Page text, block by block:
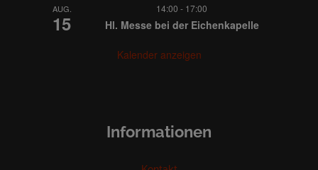
AUG.
15
14:00 - 17:00
Hl. Messe bei der Eichenkapelle
Kalender anzeigen
Informationen